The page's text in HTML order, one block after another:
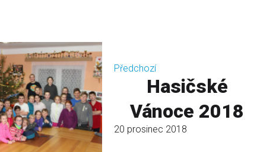
Předchozí
Hasičské
Vánoce 2018
20 prosinec 2018